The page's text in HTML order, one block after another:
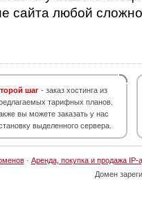
сайта любой
шаг - заказ хостинга из
тарифных планов.
вы можете заказать у нас
выделенного сервера.
· Аренда, покупка и продажа IP-
Домен